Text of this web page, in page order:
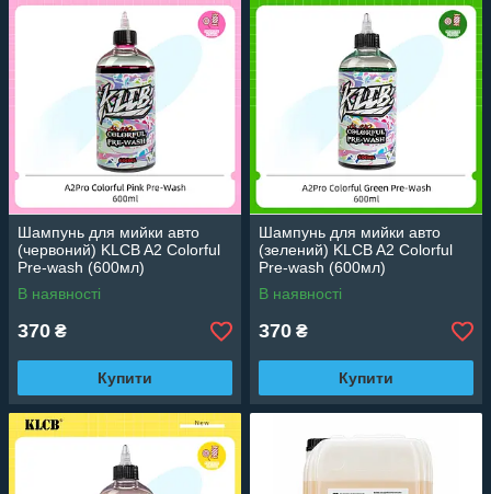
Шампунь для мийки авто
(червоний) KLCB A2 Colorful
Pre-wash (600мл)
В наявності
370 ₴
Купити
Шампунь для мийки авто
(зелений) KLCB A2 Colorful
Pre-wash (600мл)
В наявності
370 ₴
Купити